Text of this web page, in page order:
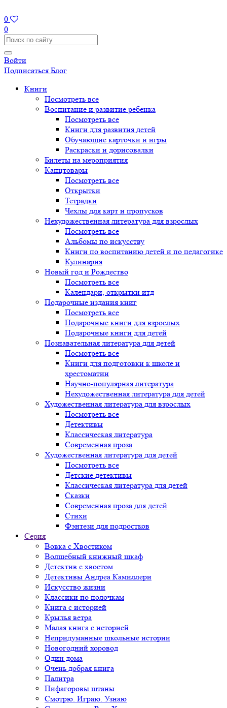
0
0
Войти
Подписаться Блог
Книги
Посмотреть все
Воспитание и развитие ребенка
Посмотреть все
Книги для развития детей
Обучающие карточки и игры
Раскраски и дорисовалки
Билеты на мероприятия
Канцтовары
Посмотреть все
Открытки
Тетрадки
Чехлы для карт и пропусков
Нехудожественная литература для взрослых
Посмотреть все
Альбомы по искусству
Книги по воспитанию детей и по педагогике
Кулинария
Новый год и Рождество
Посмотреть все
Календари, открытки итд
Подарочные издания книг
Посмотреть все
Подарочные книги для взрослых
Подарочные книги для детей
Познавательная литература для детей
Посмотреть все
Книги для подготовки к школе и
хрестоматии
Научно-популярная литература
Нехудожественная литература для детей
Художественная литература для взрослых
Посмотреть все
Детективы
Классическая литература
Современная проза
Художественная литература для детей
Посмотреть все
Детские детективы
Классическая литература для детей
Сказки
Современная проза для детей
Стихи
Фэнтези для подростков
Серия
Вовка с Хвостиком
Волшебный книжный шкаф
Детектив с хвостом
Детективы Андреа Камиллери
Искусство жизни
Классики по полочкам
Книга с историей
Крылья ветра
Малая книга с историей
Непридуманные школьные истории
Новогодний хоровод
Один дома
Очень добрая книга
Палитра
Пифагоровы штаны
Смотрю. Играю. Узнаю